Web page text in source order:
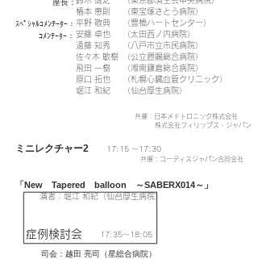
​座長：
ｽﾍﾟｼｬﾙｺﾒﾝﾃｰﾀｰ：
椿本 恵則
平野 敬典
安藤 卓也
遠藤 知秀
佐々木 敏樹
飛田 一樹
原口 拓也
堀江 和紀
（東宝塚さとう病院）
（豊橋ハートセンター）
（太田西ノ内病院）
（八戸市立市民病院）
（公立置賜総合病院）
（湘南鎌倉総合病院）
（札幌心臓血管クリニック）
（仙台厚生病院）
ｺﾒﾝﾃｰﾀｰ：
​共催：日本メドトロニック株式会社
​株式会社フィリップス・ジャパン
ミニレクチャー2
​共催：コーディスジャパン合同会社
「New Tapered balloon ～SABERX014～」
演者：堀江 和紀（仙台厚生病院）
17:15 〜17:30
症例検討会 17:35〜18:05
司会： 越田 亮司（星総合病院）